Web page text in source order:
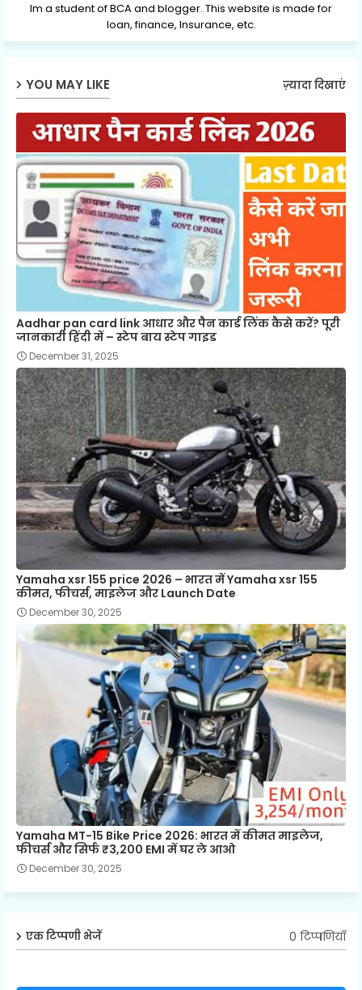
Im a student of BCA and blogger. This website is made for
loan, finance, Insurance, etc.
YOU MAY LIKE ज़्यादा दिखाएं
Aadhar pan card link आधार और पैन कार्ड लिंक कैसे करें? पूरी
जानकारी हिंदी में – स्टेप बाय स्टेप गाइड
December 31, 2025
Yamaha xsr 155 price 2026 – भारत में Yamaha xsr 155
कीमत, फीचर्स, माइलेज और Launch Date
December 30, 2025
Yamaha MT-15 Bike Price 2026: भारत में कीमत माइलेज,
फीचर्स और सिर्फ ₹3,200 EMI में घर ले आओ
December 30, 2025
एक टिप्पणी भेजें 0 टिप्पणियाँ